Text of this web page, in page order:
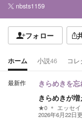
nbsts1159
フォロー
ホーム 小説46 コ
最新作 きらめきを
きらめきが
★0 エッセ
2026年6月22日